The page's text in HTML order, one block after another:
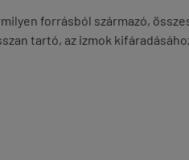
forrásból származó,
tartó, az izmok